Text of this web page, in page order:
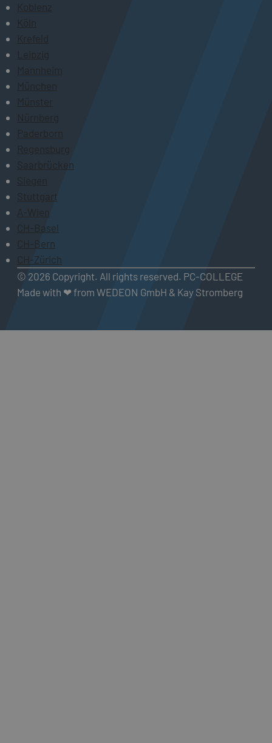
Koblenz
Köln
Krefeld
Leipzig
Mannheim
München
Münster
Nürnberg
Paderborn
Regensburg
Saarbrücken
Siegen
Stuttgart
A-Wien
CH-Basel
CH-Bern
CH-Zürich
© 2026 Copyright. All rights reserved. PC-COLLEGE
Made with ❤ from WEDEON GmbH & Kay Stromberg